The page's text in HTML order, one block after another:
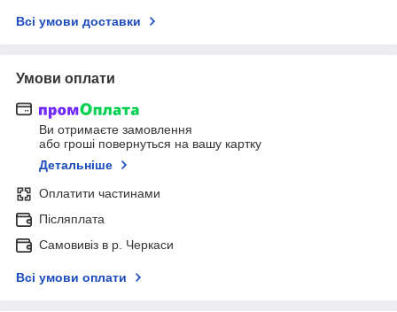
Всі умови доставки
Умови оплати
Ви отримаєте замовлення
або гроші повернуться на вашу картку
Детальніше
Оплатити частинами
Післяплата
Самовивіз в р. Черкаси
Всі умови оплати